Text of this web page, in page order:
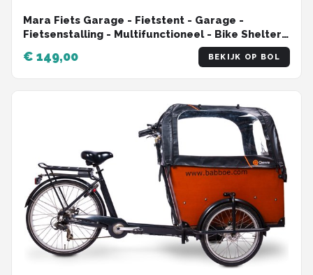
Mara Fiets Garage - Fietstent - Garage -
Fietsenstalling - Multifunctioneel - Bike Shelter -
Polyester Dekzeilen - PU Folie - 190 x 136 x 160
cm
€ 149,00 BEKIJK OP BOL